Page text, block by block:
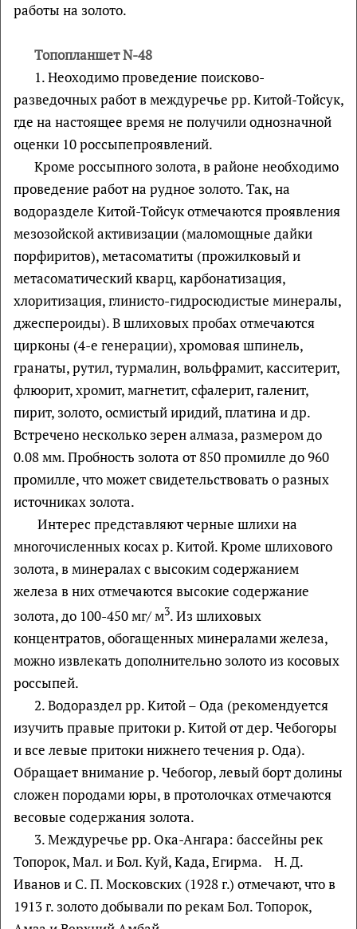
работы на золото.
ТопопланшетN-48
1. Неоходимо проведение поисково-
разведочных работ в междуречье рр. Китой-Тойсук,
где на настоящее время не получили однозначной
оценки 10 россыпепроявлений.
Кроме россыпного золота, в районе необходимо
проведение работ на рудное золото. Так, на
водоразделе Китой-Тойсук отмечаются проявления
мезозойской активизации (маломощные дайки
порфиритов), метасоматиты (прожилковый и
метасоматический кварц, карбонатизация,
хлоритизация, глинисто-гидросюдистые минералы,
джеспероиды). В шлиховых пробах отмечаются
цирконы (4-е генерации), хромовая шпинель,
гранаты, рутил, турмалин, вольфрамит, касситерит,
флюорит, хромит, магнетит, сфалерит, галенит,
пирит, золото, осмистый иридий, платина и др.
Встречено несколько зерен алмаза, размером до
0.08 мм. Пробность золота от 850 промилле до 960
промилле, что может свидетельствовать о разных
источниках золота.
Интерес представляют черные шлихи на
многочисленных косах р. Китой. Кроме шлихового
золота, в минералах с высоким содержанием
железа в них отмечаются высокие содержание
золота, до 100-450 мг/ м3. Из шлиховых
концентратов, обогащенных минералами железа,
можно извлекать дополнительно золото из косовых
россыпей.
2. Водораздел рр. Китой – Ода (рекомендуется
изучить правые притоки р. Китой от дер. Чебогоры
и все левые притоки нижнего течения р. Ода).
Обращает внимание р. Чебогор, левый борт долины
сложен породами юры, в протолочках отмечаются
весовые содержания золота.
3. Междуречье рр. Ока-Ангара: бассейны рек
Топорок, Мал. и Бол. Куй, Када, Егирма. Н. Д.
Иванов и С. П. Московских (1928 г.) отмечают, что в
1913 г. золото добывали по рекам Бол. Топорок,